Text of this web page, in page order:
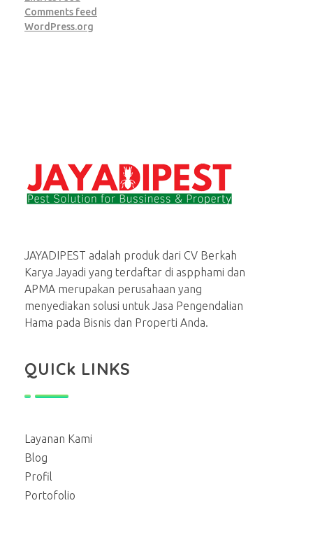
Comments feed
WordPress.org
JAYADIPEST adalah produk dari CV Berkah
Karya Jayadi yang terdaftar di aspphami dan
APMA merupakan perusahaan yang
menyediakan solusi untuk Jasa Pengendalian
Hama pada Bisnis dan Properti Anda.
QUICk LINKS
Layanan Kami
Blog
Profil
Portofolio